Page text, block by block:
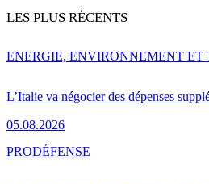
LES PLUS RÉCENTS
L’Italie va négocier des dépenses
05.08.2026
ENERGIE, ENVIRONNEMENT ET
PRODÉFENSE